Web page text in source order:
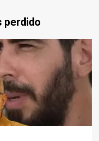
perdido